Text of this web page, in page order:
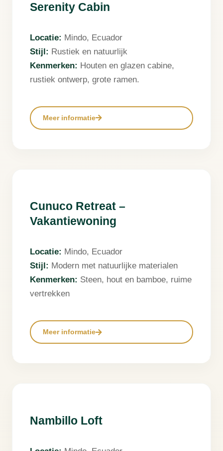
Serenity Cabin
Locatie: Mindo, Ecuador
Stijl: Rustiek en natuurlijk
Kenmerken: Houten en glazen cabine,
rustiek ontwerp, grote ramen.
Meer informatie
Cunuco Retreat –
Vakantiewoning
Locatie: Mindo, Ecuador
Stijl: Modern met natuurlijke materialen
Kenmerken: Steen, hout en bamboe, ruime
vertrekken
Meer informatie
Nambillo Loft